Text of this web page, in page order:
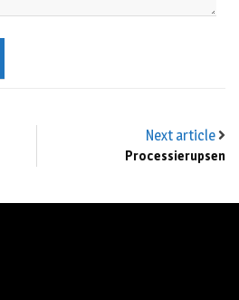
Next article
Processierupsen